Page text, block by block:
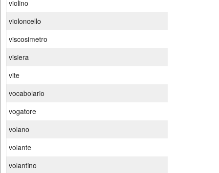
violino
violoncello
viscosimetro
visiera
vite
vocabolario
vogatore
volano
volante
volantino